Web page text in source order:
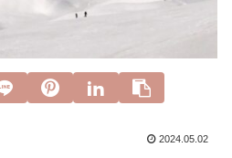
2024.05.02